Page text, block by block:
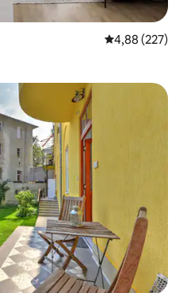
Середня
4,88 (227)